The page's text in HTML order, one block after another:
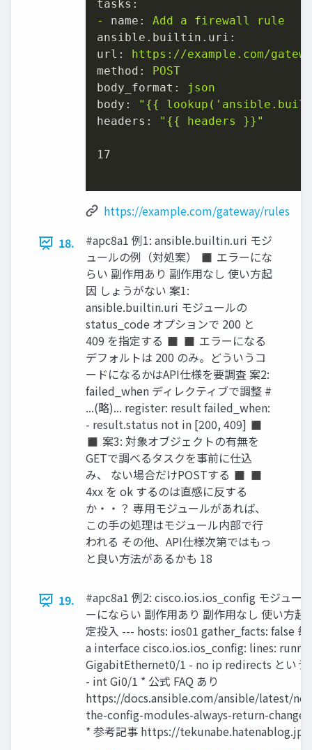
tasks:
-
name: Add a firewall
rule
ansible.builtin.uri:
url:
https://example.com/
method:
POST
body_format:
json
body:
" {{
headers:
" {{ headers }} "
17
https://example.com/gateway/rules
18.
#apc8a1 例1: ansible.builtin.uri モジ
ュールの例（対処案） ◼ エラーにな
らい 副作用あり 副作用なし 使い方起
因 しょうがない 案1:
ansible.builtin.uri モジュールの
status_code オプションで 200 と
409 を指定する ◼ ◼ エラーになる
デフォルトは 200 のみ。どういうコ
ードになるかはAPI仕様を要調査 案2:
failed_when ディレクティブで調整 #
...(略)... register: result failed_when:
- result.status not in [200, 409] ◼
◼ 案3: 対象オブジェクトの有無を
GETで調べるタスクを事前に仕込
み、 ない場合だけPOSTする ◼ ◼
4xx を ok するのは直感に反する
か・・？ 専用モジュールがあれば、
この手の処理はモジュール内部で行
われる その他、API仕様次第ではもっ
と良い方法があるかも 18
19.
#apc8a1 例2: cisco.ios.ios_config モジュ
ーにならい 副作用あり 副作用なし 使い方
定投入 --- hosts: ios01 gather_facts: false
a interface cisco.ios.ios_config: lines:
GigabitEthernet0/1 - no ip redirects という
- int Gi0/1 * 公式 FAQ あり
https://docs.ansible.com/ansible/latest/
the-config-modules-always-return-
* 参考記事 https://